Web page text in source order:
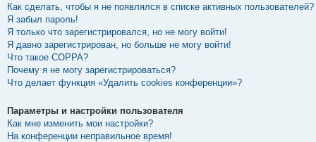
Как сделать, чтобы я не появлялся в списке активных пользователей?
Я забыл пароль!
Я только что зарегистрировался, но не могу войти!
Я давно зарегистрирован, но больше не могу войти!
Что такое COPPA?
Почему я не могу зарегистрироваться?
Что делает функция «Удалить cookies конференции»?
Параметры и настройки пользователя
Как мне изменить мои настройки?
На конференции неправильное время!